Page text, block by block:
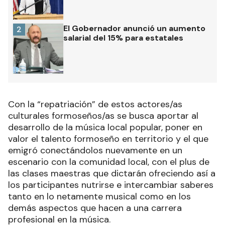
El Gobernador anunció un aumento
salarial del 15% para estatales
2
Con la “repatriación” de estos actores/as
culturales formoseños/as se busca aportar al
desarrollo de la música local popular, poner en
valor el talento formoseño en territorio y el que
emigró conectándolos nuevamente en un
escenario con la comunidad local, con el plus de
las clases maestras que dictarán ofreciendo así a
los participantes nutrirse e intercambiar saberes
tanto en lo netamente musical como en los
demás aspectos que hacen a una carrera
profesional en la música.